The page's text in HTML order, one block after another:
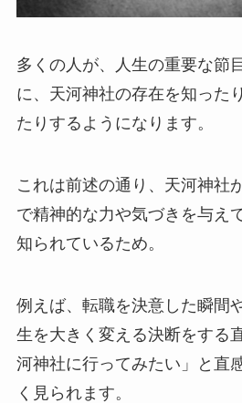
多くの人が、人生の重要な節
に、天河神社の存在を知った
たりするようになります。
これは前述の通り、天河神社
で精神的な力や気づきを与え
知られているため。
例えば、転職を決意した瞬間
生を大きく変える決断をする
河神社に行ってみたい」と直
く見られます。